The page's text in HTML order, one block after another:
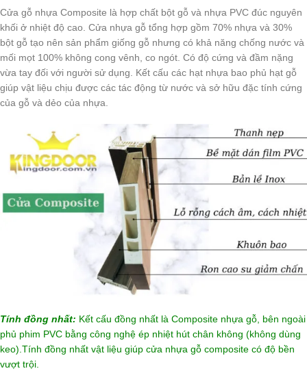
Cửa gỗ nhựa Composite là hợp chất bột gỗ và nhựa PVC đúc nguyên
khối ở nhiệt độ cao. Cửa nhựa gỗ tổng hợp gồm 70% nhựa và 30%
bột gỗ tạo nên sản phẩm giống gỗ nhưng có khả năng chống nước và
mối mọt 100% không cong vênh, co ngót. Có độ cứng và đầm nặng
vừa tay đối với người sử dụng. Kết cấu các hạt nhựa bao phủ hạt gỗ
giúp vật liệu chịu được các tác động từ nước và sở hữu đặc tính cứng
của gỗ và dẻo của nhựa.
Tính đồng nhất: Kết cấu đồng nhất là Composite nhựa gỗ, bên ngoài
phủ phim PVC bằng công nghệ ép nhiệt hút chân không (không dùng
keo).Tính đồng nhất vật liệu giúp cửa nhựa gỗ composite có độ bền
vượt trội.